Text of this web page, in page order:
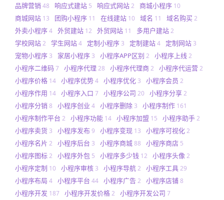
品牌营销 48 响应式建站 5 响应式网站2 商城小程序 10
商城网站 13 团购小程序 11 在线建站 10 域名 11 域名购买2
外卖小程序4 外贸建站 12 外贸网站 11 多用户建站2
学校网站2 学生网站4 定制小程序 3 定制建站4 定制网站 3
宠物小程序 3 家居小程序 3 小程序APP区别 2 小程序上线 2
小程序二维码7 小程序代理 28 小程序代理商2 小程序代运营2
小程序价格 14 小程序优势4 小程序优化 3 小程序会员 2
小程序作用 14 小程序入口 7 小程序公司 20 小程序分享2
小程序分销 8 小程序创业 4 小程序删除 3 小程序制作 161
小程序制作平台 2 小程序功能 14 小程序加盟 15 小程序助手2
小程序卖货 3 小程序发布9 小程序变现 13 小程序可视化2
小程序名片 2 小程序后台 3 小程序商城88 小程序商店 5
小程序图标2 小程序外包 5 小程序多少钱 12 小程序头像 2
小程序定制 10 小程序审核 3 小程序导航2 小程序工具29
小程序布局 4 小程序平台 44 小程序广告2 小程序店铺8
小程序开发 187 小程序开发价格2 小程序开发公司 7